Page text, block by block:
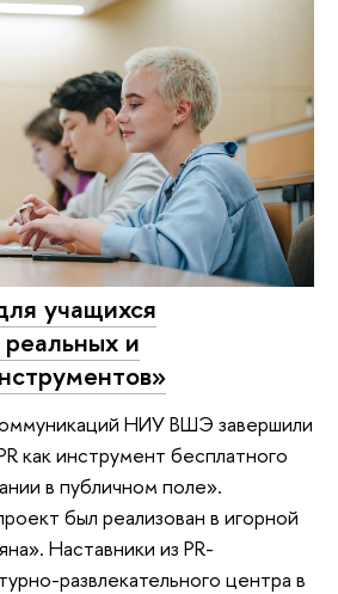
учащихся
и
НИУ ВШЭ завершили
как инструмент бесплатного
в публичном поле».
был реализован в игорной
Наставники из PR-
развлекательного центра в